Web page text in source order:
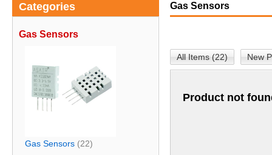
Categories
Gas Sensors
Gas Sensors (22)
Gas Sensors
All Items (22) New
Product not